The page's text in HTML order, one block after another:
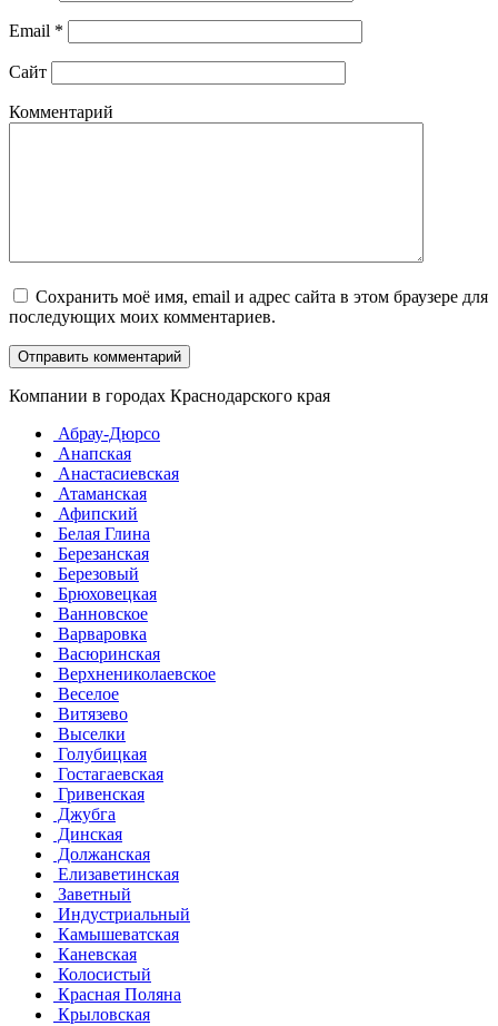
Email *
Сайт
Комментарий
Сохранить моё имя, email и адрес сайта в этом браузере для
последующих моих комментариев.
Компании в городах Краснодарского края
Абрау-Дюрсо
Анапская
Анастасиевская
Атаманская
Афипский
Белая Глина
Березанская
Березовый
Брюховецкая
Ванновское
Варваровка
Васюринская
Верхнениколаевское
Веселое
Витязево
Выселки
Голубицкая
Гостагаевская
Гривенская
Джубга
Динская
Должанская
Елизаветинская
Заветный
Индустриальный
Камышеватская
Каневская
Колосистый
Красная Поляна
Крыловская